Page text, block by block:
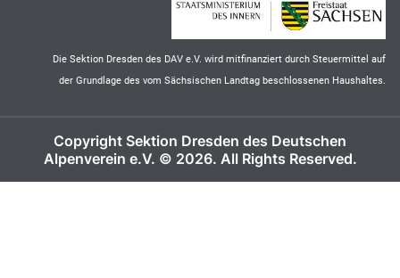
Die Sektion Dresden des DAV e.V. wird mitfinanziert durch Steuermittel auf
der Grundlage des vom Sächsischen Landtag beschlossenen Haushaltes.
Copyright Sektion Dresden des Deutschen
Alpenverein e.V. © 2026. All Rights Reserved.